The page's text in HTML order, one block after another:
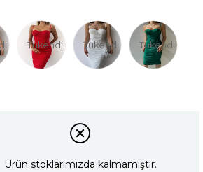
Tükendi Tükendi Tükendi
Ürün stoklarımızda kalmamıştır.